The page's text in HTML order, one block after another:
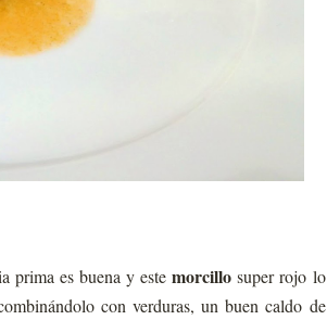
prima es buena y estemorcillo super rojo lo
con verduras, un buen caldo de